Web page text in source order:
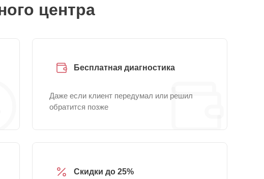
центра
Бесплатная диагностика
Даже если клиент передумал или решил
обратится позже
Скидки до 25%